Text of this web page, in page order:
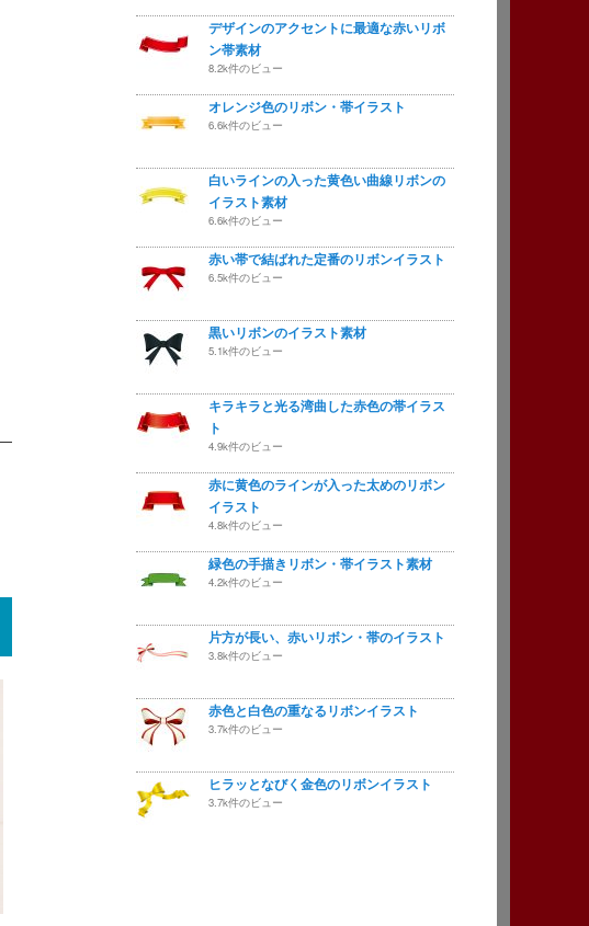
デザインのアクセントに最適な赤いリボ
ン帯素材
8.2k件のビュー
オレンジ色のリボン・帯イラスト
6.6k件のビュー
白いラインの入った黄色い曲線リボンの
イラスト素材
6.6k件のビュー
赤い帯で結ばれた定番のリボンイラスト
6.5k件のビュー
黒いリボンのイラスト素材
5.1k件のビュー
キラキラと光る湾曲した赤色の帯イラス
ト
4.9k件のビュー
赤に黄色のラインが入った太めのリボン
イラスト
4.8k件のビュー
緑色の手描きリボン・帯イラスト素材
4.2k件のビュー
片方が長い、赤いリボン・帯のイラスト
3.8k件のビュー
赤色と白色の重なるリボンイラスト
3.7k件のビュー
ヒラッとなびく金色のリボンイラスト
3.7k件のビュー